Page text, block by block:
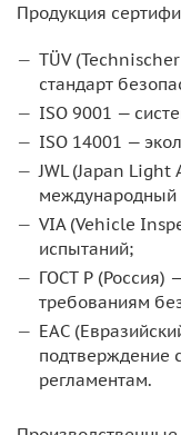
Продукция
TÜV
стандарт
ISO 9001 —
ISO 14001 —
JWL (Japan
международный
VIA (Vehicle
испытаний;
ГОСТ Р (Россия)
требованиям
ЕАС
подтверждение
регламентам.